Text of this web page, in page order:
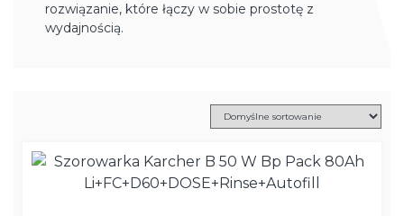
rozwiązanie, które łączy w sobie prostotę z
wydajnością.